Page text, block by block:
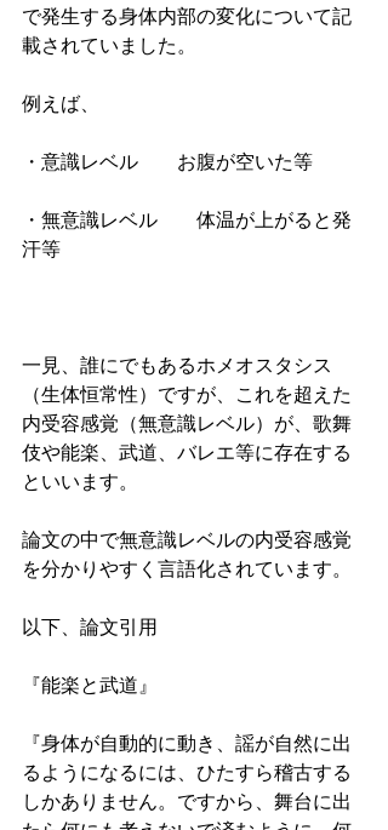
で発生する身体内部の変化について記
載されていました。
例えば、
・意識レベル　　お腹が空いた等
・無意識レベル　　体温が上がると発
汗等
一見、誰にでもあるホメオスタシス
（生体恒常性）ですが、これを超えた
内受容感覚（無意識レベル）が、歌舞
伎や能楽、武道、バレエ等に存在する
といいます。
論文の中で無意識レベルの内受容感覚
を分かりやすく言語化されています。
以下、論文引用
『能楽と武道』
『身体が自動的に動き、謡が自然に出
るようになるには、ひたすら稽古する
しかありません。ですから、舞台に出